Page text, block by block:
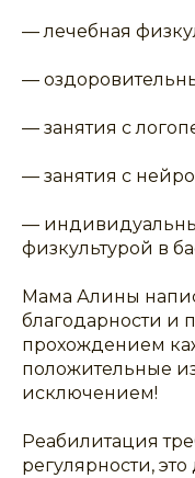
— лечебная
—
— занятия с
— занятия с
—
физкультурой в
Мама Алины
благодарности и
прохождением
положительные
исключением!
Реабилитация
регулярности,